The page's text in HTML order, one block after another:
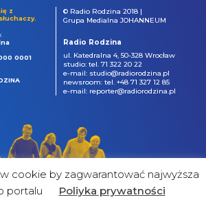
z
0001
© Radio Rodzina 2018 |
Grupa Medialna JOHANNEUM
Radio Rodzina
ul. Katedralna 4, 50-328 Wrocław
studio: tel. 71 322 20 22
e-mail: studio@radiorodzina.pl
newsroom: tel. +48 71 327 12 85
e-mail: reporter@radiorodzina.pl
cookie by zagwarantować najwyższa
portalu
Poliyka prywatności